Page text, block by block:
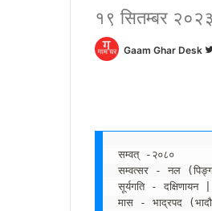
१९ सितम्बर २०२३
Gaam Ghar Desk
सम्वत् -२०८०
सम्वत्सर - नल
सूर्यगति - दक्षिणायन |
मास - भाद्रपद